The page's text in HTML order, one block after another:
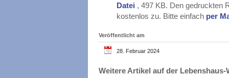
Datei , 497 KB. Den gedruckten
kostenlos zu. Bitte einfach per
Veröffentlicht am
28. Februar 2024
Weitere Artikel auf der